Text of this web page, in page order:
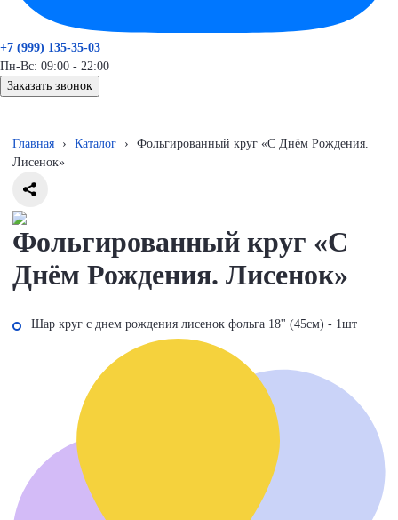
+7 (999) 135-35-03
Пн-Вс: 09:00 - 22:00
Заказать звонок
Главная › Каталог ›
Фольгированный круг «С Днём Рождения.
Лисенок»
Фольгированный круг «С
Днём Рождения. Лисенок»
Шар круг с днем рождения лисенок фольга 18'' (45см) - 1шт